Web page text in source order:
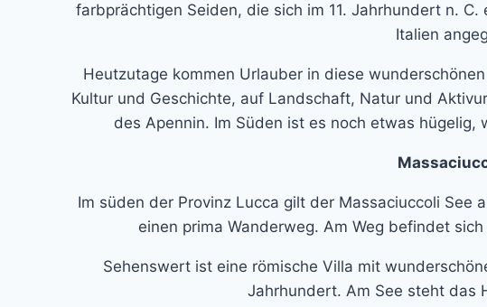
farbprächtigen Seiden, die sich im 11. Jahrhundert n.
Italien
Heutzutage kommen Urlauber in diese
Kultur und Geschichte, auf Landschaft, Natur und
des Apennin. Im Süden ist es noch etwas
Im süden der Provinz Lucca gilt der Massaciuccoli
einen prima Wanderweg. Am Weg befindet
Sehenswert ist eine römische Villa mit
Jahrhundert. Am See steht das